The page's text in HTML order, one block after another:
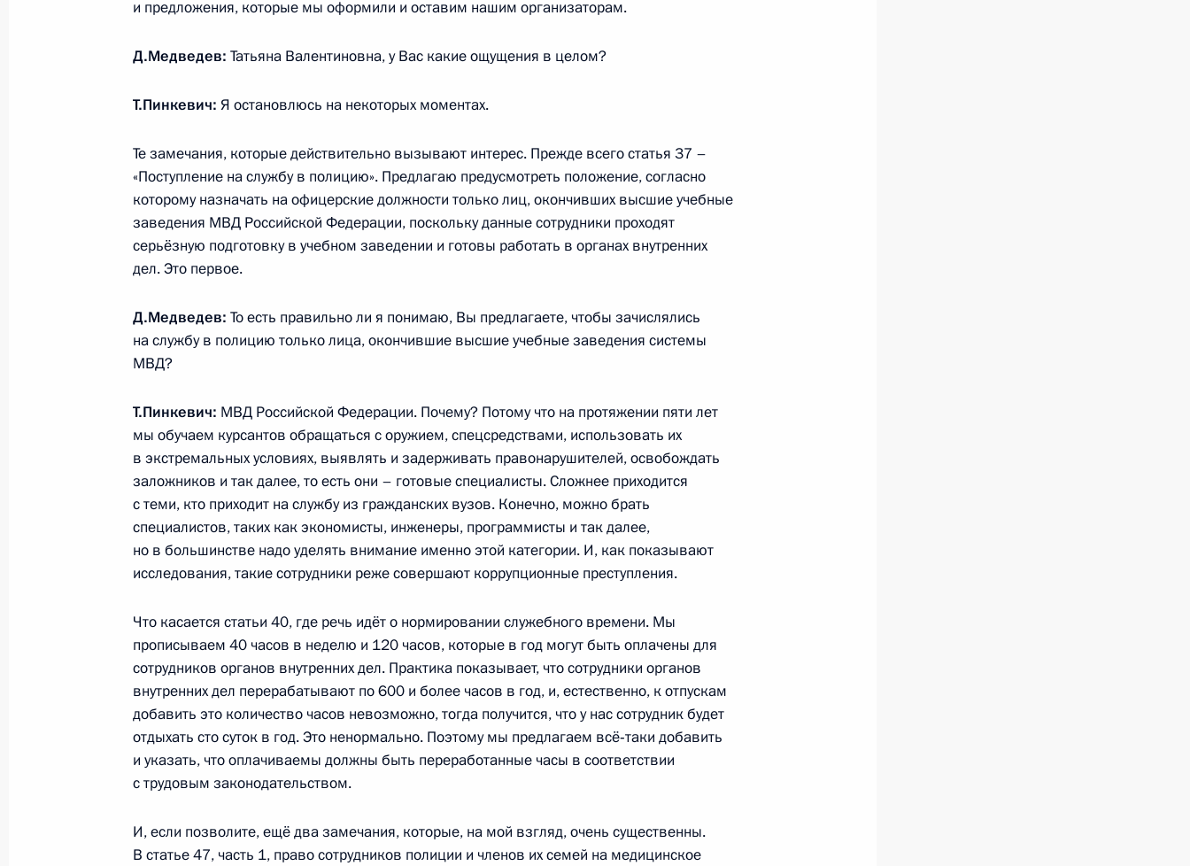
Совместная пресс-конференция по итогам российско-армянских
20 августа 2010 года, 13:30
Начало российско-армянских переговоров в расширенном
составе
20 августа 2010 года, 12:00 Ереван
1
Начало встречи с Президентом Армении Сержем Саргсяном
20 августа 2010 года, 11:00
19 августа 2010 года, четверг
Встреча с представителями правоохранительных органов
и общественности Ставропольского края
19 августа 2010 года, 17:15 Пятигорск
Начало рабочей встречи с губернатором Ставропольского края
Валерием Гаевским
19 августа 2010 года, 15:00 Пятигорск
18 августа 2010 года, среда
Встреча с Президентом Таджикистана Эмомали Рахмоном
и предложения, которые мы оформили и оставим нашим организаторам.
Д.Медведев: Татьяна Валентиновна, у Вас какие ощущения в целом?
Т.Пинкевич: Я остановлюсь на некоторых моментах.
Те замечания, которые действительно вызывают интерес. Прежде всего статья 37 –
«Поступление на службу в полицию». Предлагаю предусмотреть положение, согласно
которому назначать на офицерские должности только лиц, окончивших высшие учебные
заведения МВД Российской Федерации, поскольку данные сотрудники проходят
серьёзную подготовку в учебном заведении и готовы работать в органах внутренних
дел. Это первое.
Д.Медведев: То есть правильно ли я понимаю, Вы предлагаете, чтобы зачислялись
на службу в полицию только лица, окончившие высшие учебные заведения системы
МВД?
Т.Пинкевич: МВД Российской Федерации. Почему? Потому что на протяжении пяти лет
мы обучаем курсантов обращаться с оружием, спецсредствами, использовать их
в экстремальных условиях, выявлять и задерживать правонарушителей, освобождать
заложников и так далее, то есть они – готовые специалисты. Сложнее приходится
с теми, кто приходит на службу из гражданских вузов. Конечно, можно брать
специалистов, таких как экономисты, инженеры, программисты и так далее,
но в большинстве надо уделять внимание именно этой категории. И, как показывают
исследования, такие сотрудники реже совершают коррупционные преступления.
Что касается статьи 40, где речь идёт о нормировании служебного времени. Мы
прописываем 40 часов в неделю и 120 часов, которые в год могут быть оплачены для
сотрудников органов внутренних дел. Практика показывает, что сотрудники органов
внутренних дел перерабатывают по 600 и более часов в год, и, естественно, к отпускам
добавить это количество часов невозможно, тогда получится, что у нас сотрудник будет
отдыхать сто суток в год. Это ненормально. Поэтому мы предлагаем всё‑таки добавить
и указать, что оплачиваемы должны быть переработанные часы в соответствии
с трудовым законодательством.
И, если позволите, ещё два замечания, которые, на мой взгляд, очень существенны.
В статье 47, часть 1, право сотрудников полиции и членов их семей на медицинское